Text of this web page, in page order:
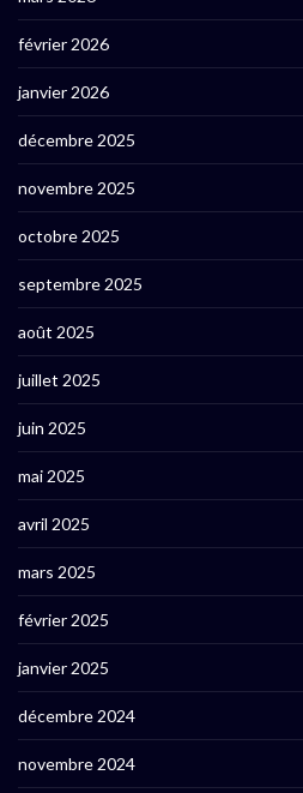
février 2026
janvier 2026
décembre 2025
novembre 2025
octobre 2025
septembre 2025
août 2025
juillet 2025
juin 2025
mai 2025
avril 2025
mars 2025
février 2025
janvier 2025
décembre 2024
novembre 2024